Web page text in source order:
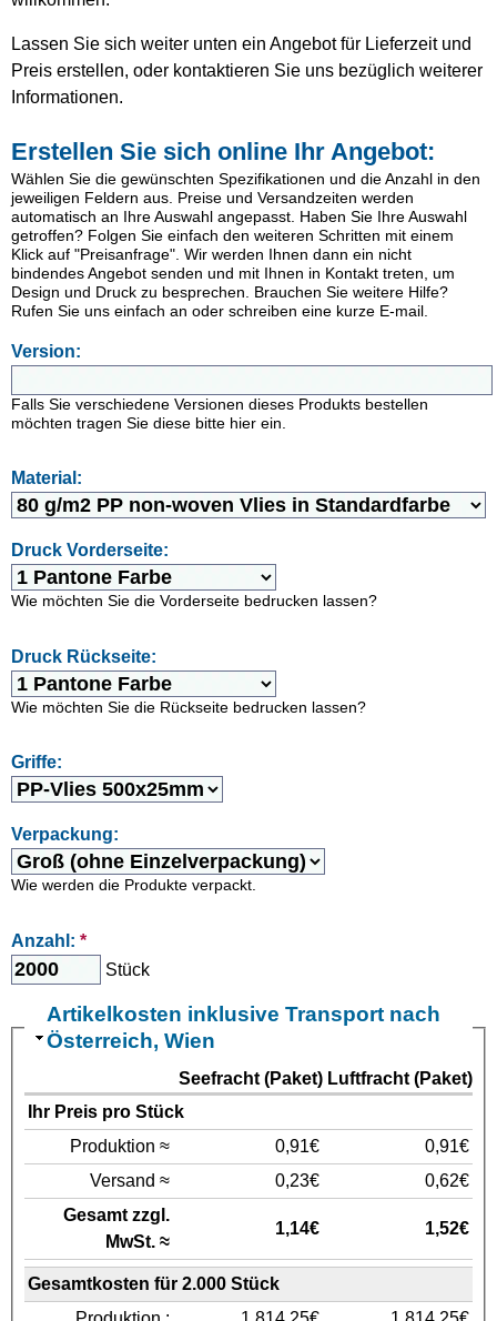
Lassen Sie sich weiter unten ein Angebot für Lieferzeit und
Preis erstellen, oder kontaktieren Sie uns bezüglich weiterer
Informationen.
Erstellen Sie sich online Ihr Angebot:
Wählen Sie die gewünschten Spezifikationen und die Anzahl in den
jeweiligen Feldern aus. Preise und Versandzeiten werden
automatisch an Ihre Auswahl angepasst. Haben Sie Ihre Auswahl
getroffen? Folgen Sie einfach den weiteren Schritten mit einem
Klick auf "Preisanfrage". Wir werden Ihnen dann ein nicht
bindendes Angebot senden und mit Ihnen in Kontakt treten, um
Design und Druck zu besprechen. Brauchen Sie weitere Hilfe?
Rufen Sie uns einfach an oder schreiben eine kurze E-mail.
Version:
Falls Sie verschiedene Versionen dieses Produkts bestellen
möchten tragen Sie diese bitte hier ein.
Material:
Druck Vorderseite:
Wie möchten Sie die Vorderseite bedrucken lassen?
Druck Rückseite:
Wie möchten Sie die Rückseite bedrucken lassen?
Griffe:
Verpackung:
Wie werden die Produkte verpackt.
Anzahl: *
Stück
Artikelkosten inklusive Transport nach
Österreich, Wien
Seefracht (Paket) Luftfracht (Paket)
Ihr Preis pro Stück
Produktion ≈
0,91€
0,91€
Versand ≈
0,23€
0,62€
Gesamt zzgl.
MwSt. ≈
1,14€ 1,52€
Gesamtkosten für 2.000 Stück